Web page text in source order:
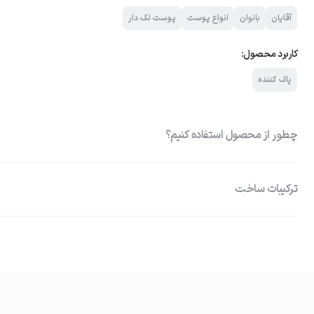
آقایان بانوان انواع پوست پوست لک دار
کاربرد محصول:
پاک کننده
چطور از محصول استفاده کنیم؟
ترکیبات ساخت